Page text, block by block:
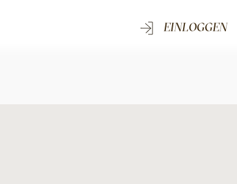
EINLOGGEN